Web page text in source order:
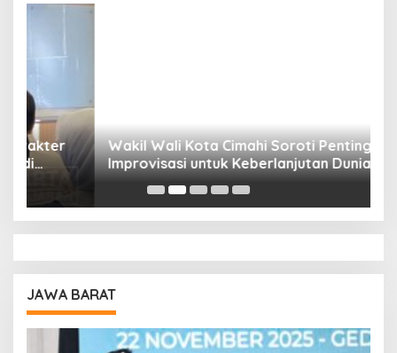
Wakil Wali Kota Cimahi Soroti Pentingnya
Improvisasi untuk Keberlanjutan Dunia
Pendidikan
JAWA BARAT